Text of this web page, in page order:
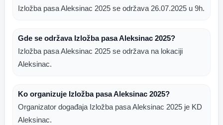
Izložba pasa Aleksinac 2025 se održava 26.07.2025 u 9h.
Gde se održava Izložba pasa Aleksinac 2025?
Izložba pasa Aleksinac 2025 se održava na lokaciji
Aleksinac.
Ko organizuje Izložba pasa Aleksinac 2025?
Organizator događaja Izložba pasa Aleksinac 2025 je KD
Aleksinac.